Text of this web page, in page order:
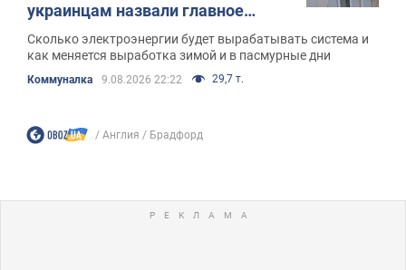
украинцам назвали главное
правило
Сколько электроэнергии будет вырабатывать система и
как меняется выработка зимой и в пасмурные дни
Коммуналка 9.08.2026 22:22 29,7 т.
Англия Брадфорд